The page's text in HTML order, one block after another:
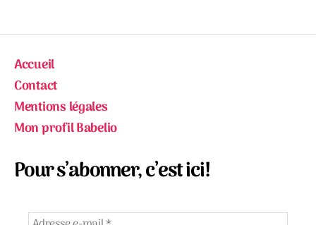
Accueil
Contact
Mentions légales
Mon profil Babelio
Pour s’abonner, c’est ici!